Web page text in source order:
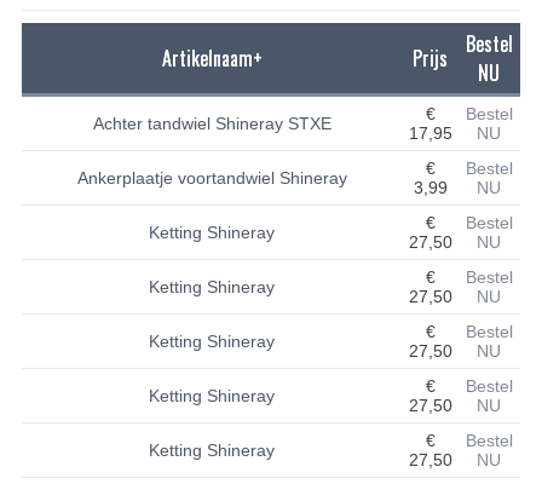
BRANDSTOF SYSTEEM
LAGERS
PAKKINGEN
PLASTIC PARTS
BASHAN 200S-7-200S-A
Artikelnaam+ Prijs
Bestel
NU
Achter tandwiel Shineray STXE
€
17,95
Bestel
NU
Ankerplaatje voortandwiel Shineray
€
3,99
Bestel
NU
Ketting Shineray
€
27,50
Bestel
NU
Ketting Shineray
€
27,50
Bestel
NU
Ketting Shineray
€
27,50
Bestel
NU
Ketting Shineray
€
27,50
Bestel
NU
Ketting Shineray
€
27,50
Bestel
NU